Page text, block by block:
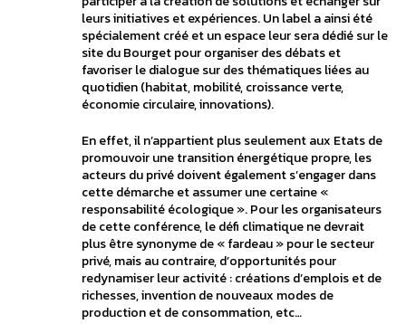
leurs initiatives et expériences. Un label a ainsi été
spécialement créé et un espace leur sera dédié sur le
site du Bourget pour organiser des débats et
favoriser le dialogue sur des thématiques liées au
quotidien (habitat, mobilité, croissance verte,
économie circulaire, innovations).
En effet, il n’appartient plus seulement aux Etats de
promouvoir une transition énergétique propre, les
acteurs du privé doivent également s’engager dans
cette démarche et assumer une certaine «
responsabilité écologique ». Pour les organisateurs
de cette conférence, le défi climatique ne devrait
plus être synonyme de « fardeau » pour le secteur
privé, mais au contraire, d’opportunités pour
redynamiser leur activité : créations d’emplois et de
richesses, invention de nouveaux modes de
production et de consommation, etc…